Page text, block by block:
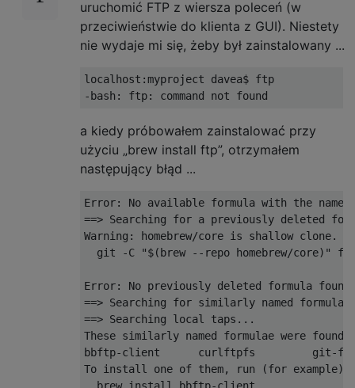
uruchomić FTP z wiersza poleceń (w
przeciwieństwie do klienta z GUI). Niestety
nie wydaje mi się, żeby był zainstalowany ...
localhost :
-bash : ftp: command not found
a kiedy próbowałem zainstalować przy
użyciu „brew install ftp”, otrzymałem
następujący błąd ...
Error: No available formula with the name
==> Searching for a previously deleted
Warning : homebrew/core is shallow clone.
  git
-C "$(brew --repo homebrew/core)"
Error: No previously deleted formula found
==> Searching for similarly named formulae
==> Searching local taps ...
These similarly named formulae were found
bbftp-client      curlftpfs         git-
To install one of them, run (for example):
  brew install bbftp
-